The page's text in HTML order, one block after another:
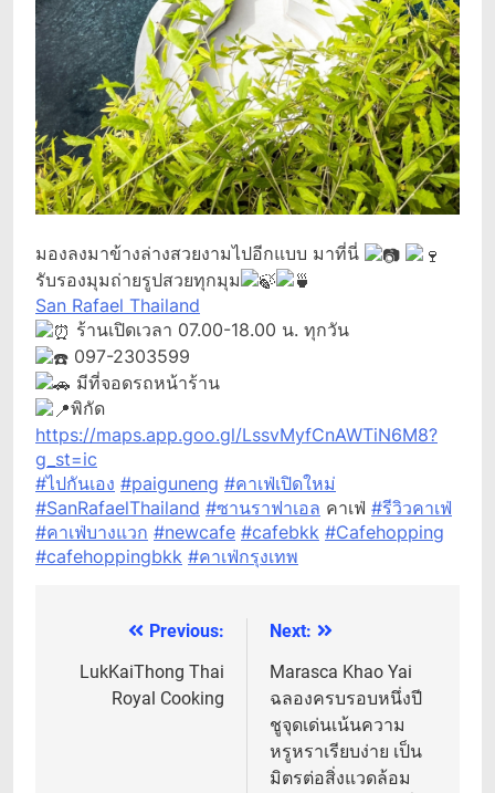
มองลงมาข้างล่างสวยงามไปอีกแบบ มาที่นี่
รับรองมุมถ่ายรูปสวยทุกมุม
San Rafael Thailand
ร้านเปิดเวลา 07.00-18.00 น. ทุกวัน
097-2303599
มีที่จอดรถหน้าร้าน
พิกัด
https://maps.app.goo.gl/LssvMyfCnAWTiN6M8?
g_st=ic
#ไปกันเอง #paiguneng #คาเฟ่เปิดใหม่
#SanRafaelThailand #ซานราฟาเอล คาเฟ่ #รีวิวคาเฟ่
#คาเฟ่บางแวก #newcafe #cafebkk #Cafehopping
#cafehoppingbkk #คาเฟ่กรุงเทพ
แนะแนว
เรื่อง
Previous:
LukKaiThong Thai
Royal Cooking
Next:
Marasca Khao Yai
ฉลองครบรอบหนึ่งปี
ชูจุดเด่นเน้นความ
หรูหราเรียบง่าย เป็น
มิตรต่อสิ่งแวดล้อม